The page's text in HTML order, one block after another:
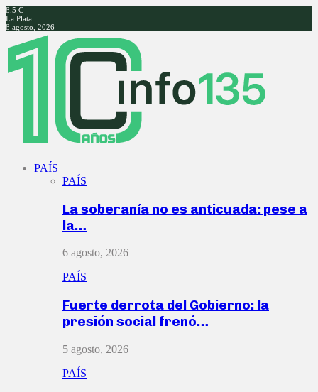
8.5 C
La Plata
8 agosto, 2026
Facebook
Twitter
Instagram
Youtube
PAÍS
PAÍS
La soberanía no es anticuada: pese a
la…
6 agosto, 2026
PAÍS
Fuerte derrota del Gobierno: la
presión social frenó…
5 agosto, 2026
PAÍS